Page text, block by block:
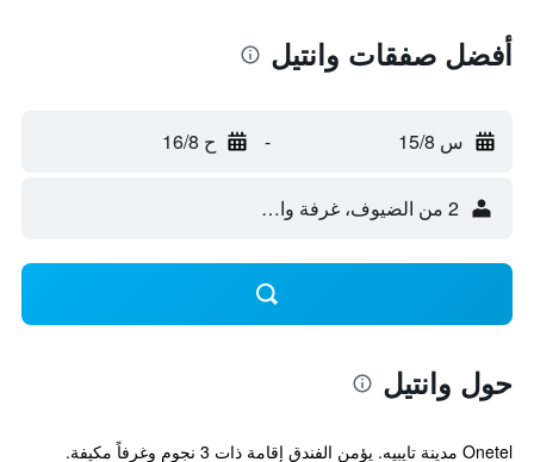
أفضل صفقات وانتيل
س 15/8 - ح 16/8
2 من الضيوف، غرفة واحدة
حول وانتيل
Onetel مدينة تايبيه. يؤمن الفندق إقامة ذات 3 نجوم وغرفاً مكيفة.